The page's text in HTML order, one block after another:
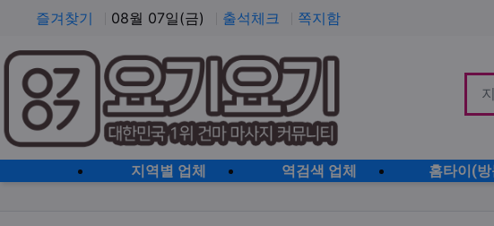
즐겨찾기 08월 07일(금) 출석체크 쪽지함
지역별 업체 역검색 업체 홈타이(